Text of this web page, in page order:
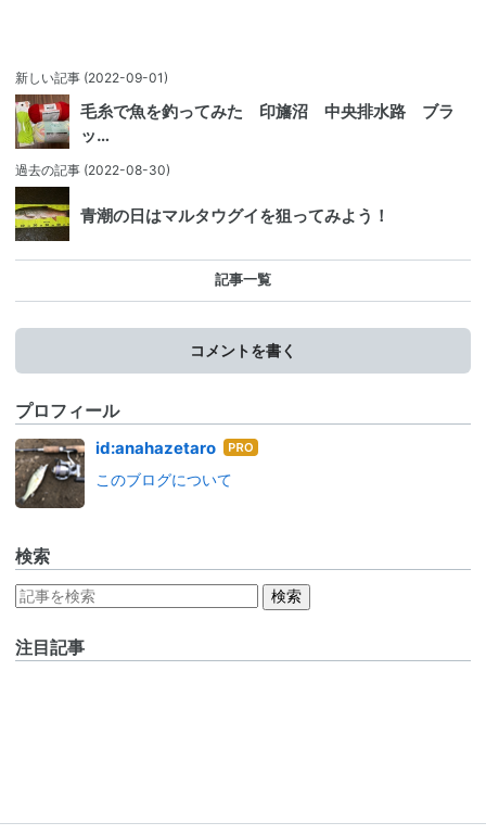
新しい記事 (2022-09-01)
毛糸で魚を釣ってみた 印旛沼 中央排水路 ブラ
ッ…
過去の記事 (2022-08-30)
青潮の日はマルタウグイを狙ってみよう！
記事一覧
コメントを書く
プロフィール
id:anahazetaro はて
ログ
このブログについて
検索
注目記事